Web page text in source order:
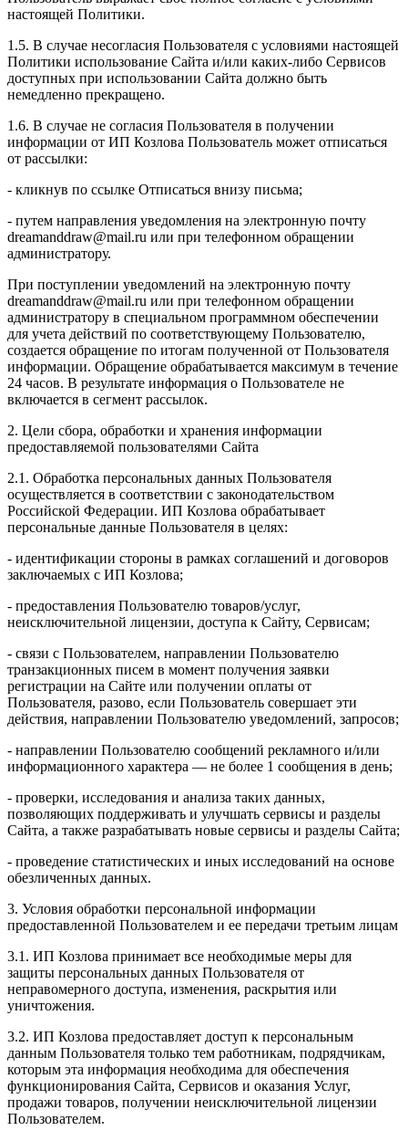
настоящей Политики.
1.5. В случае несогласия Пользователя с условиями настоящей
Политики использование Сайта и/или каких-либо Сервисов
доступных при использовании Сайта должно быть
немедленно прекращено.
1.6. В случае не согласия Пользователя в получении
информации от ИП Козлова Пользователь может отписаться
от рассылки:
- кликнув по ссылке Отписаться внизу письма;
- путем направления уведомления на электронную почту
dreamanddraw@mail.ru или при телефонном обращении
администратору.
При поступлении уведомлений на электронную почту
dreamanddraw@mail.ru или при телефонном обращении
администратору в специальном программном обеспечении
для учета действий по соответствующему Пользователю,
создается обращение по итогам полученной от Пользователя
информации. Обращение обрабатывается максимум в течение
24 часов. В результате информация о Пользователе не
включается в сегмент рассылок.
2. Цели сбора, обработки и хранения информации
предоставляемой пользователями Сайта
2.1. Обработка персональных данных Пользователя
осуществляется в соответствии с законодательством
Российской Федерации. ИП Козловa обрабатывает
персональные данные Пользователя в целях:
- идентификации стороны в рамках соглашений и договоров
заключаемых с ИП Козлова;
- предоставления Пользователю товаров/услуг,
неисключительной лицензии, доступа к Сайту, Сервисам;
- связи с Пользователем, направлении Пользователю
транзакционных писем в момент получения заявки
регистрации на Сайте или получении оплаты от
Пользователя, разово, если Пользователь совершает эти
действия, направлении Пользователю уведомлений, запросов;
- направлении Пользователю сообщений рекламного и/или
информационного характера — не более 1 сообщения в день;
- проверки, исследования и анализа таких данных,
позволяющих поддерживать и улучшать сервисы и разделы
Сайта, а также разрабатывать новые сервисы и разделы Сайта;
- проведение статистических и иных исследований на основе
обезличенных данных.
3. Условия обработки персональной информации
предоставленной Пользователем и ее передачи третьим лицам
3.1. ИП Козлова принимает все необходимые меры для
защиты персональных данных Пользователя от
неправомерного доступа, изменения, раскрытия или
уничтожения.
3.2. ИП Козлова предоставляет доступ к персональным
данным Пользователя только тем работникам, подрядчикам,
которым эта информация необходима для обеспечения
функционирования Сайта, Сервисов и оказания Услуг,
продажи товаров, получении неисключительной лицензии
Пользователем.